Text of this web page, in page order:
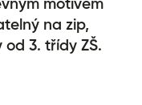
motivem
na zip,
3. třídy ZŠ.